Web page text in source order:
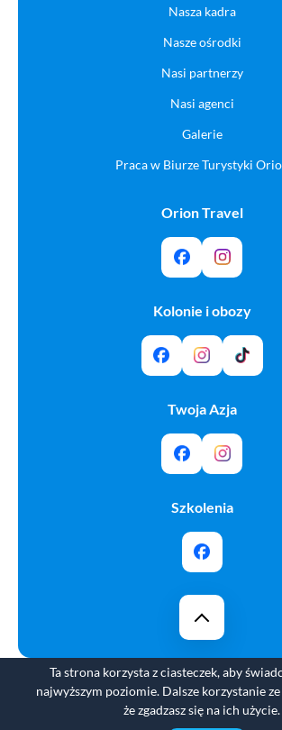
Nasza kadra
Nasze ośrodki
Nasi partnerzy
Nasi agenci
Galerie
Praca w Biurze Turystyki
Orion Travel
Kolonie i obozy
Twoja Azja
Szkolenia
Copyright © 2025 Biuro Turystyki
reserved.
Ta strona korzysta z ciasteczek, aby
najwyższym poziomie. Dalsze korzystanie
że zgadzasz się na ich użycie.